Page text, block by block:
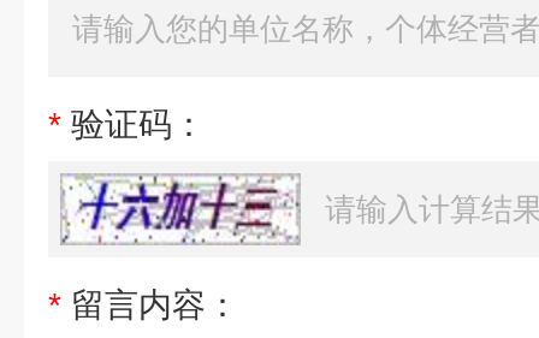
* 验证码：
* 留言内容：